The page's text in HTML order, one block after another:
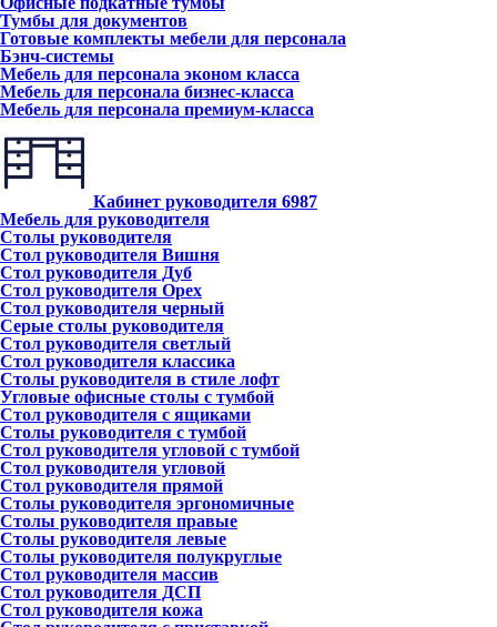
Тумбы для документов
Готовые комплекты мебели для персонала
Бэнч-системы
Мебель для персонала эконом класса
Мебель для персонала бизнес-класса
Мебель для персонала премиум-класса
Кабинет руководителя 6987
Мебель для руководителя
Столы руководителя
Стол руководителя Вишня
Стол руководителя Дуб
Стол руководителя Орех
Стол руководителя черный
Серые столы руководителя
Стол руководителя светлый
Стол руководителя классика
Столы руководителя в стиле лофт
Угловые офисные столы с тумбой
Стол руководителя с ящиками
Столы руководителя с тумбой
Стол руководителя угловой с тумбой
Стол руководителя угловой
Стол руководителя прямой
Столы руководителя эргономичные
Столы руководителя правые
Столы руководителя левые
Столы руководителя полукруглые
Стол руководителя массив
Стол руководителя ДСП
Стол руководителя кожа